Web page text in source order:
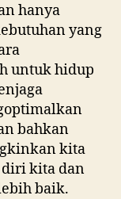
hanya
yang
untuk hidup
bahkan
kita
kita dan
baik.